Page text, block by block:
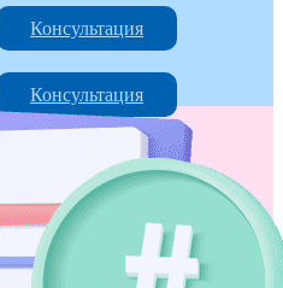
Консультация
Консультация